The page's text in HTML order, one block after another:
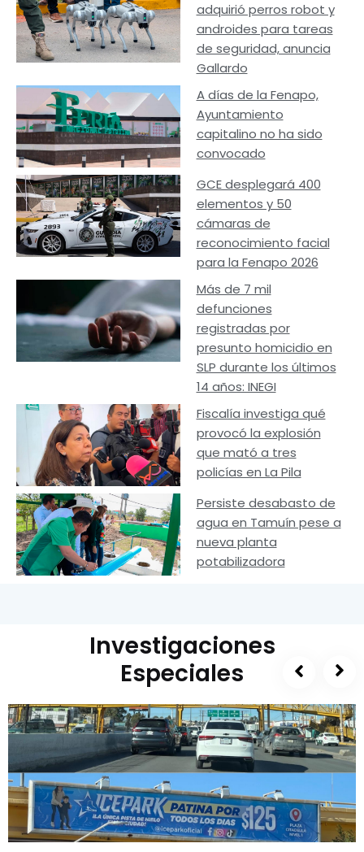
adquirió perros robot y
androides para tareas
de seguridad, anuncia
Gallardo
A días de la Fenapo,
Ayuntamiento
capitalino no ha sido
convocado
GCE desplegará 400
elementos y 50
cámaras de
reconocimiento facial
para la Fenapo 2026
Más de 7 mil
defunciones
registradas por
presunto homicidio en
SLP durante los últimos
14 años: INEGI
Fiscalía investiga qué
provocó la explosión
que mató a tres
policías en La Pila
Persiste desabasto de
agua en Tamuín pese a
nueva planta
potabilizadora
Investigaciones
Especiales